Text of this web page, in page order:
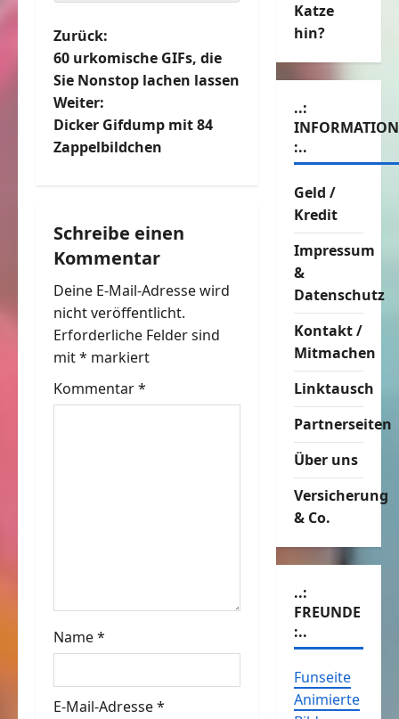
B
e
i
t
a
g
s
n
a
v
i
o
n
Zurück:
60 urkomische GIFs, die
Sie Nonstop lachen lassen
Weiter:
Dicker Gifdump mit 84
Zappelbildchen
Schreibe einen
Kommentar
Deine E-Mail-Adresse wird
nicht veröffentlicht.
Erforderliche Felder sind
mit* markiert
Kommentar*
Name*
E-Mail-Adresse*
Katze
hin?
..:
:..
Geld /
Kredit
Impressum
&
Datenschutz
Kontakt /
Mitmachen
Linktausch
Partnerseiten
Über uns
Versicherung
& Co.
..:
FREUNDE
:..
Funseite
Animierte